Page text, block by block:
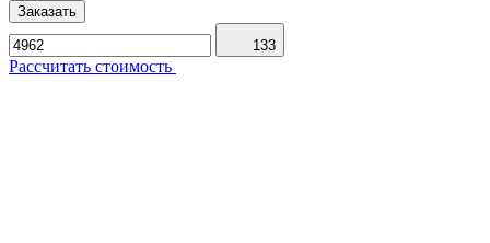
Заказать
133
Рассчитать стоимость